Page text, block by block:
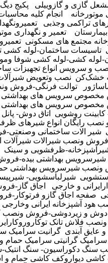
گازی و گازوییلی
پکیج
موتورخانه
انجام کلیه
تراکمی وجذبی
تعمیر و نگهداری
مجتمع های مسکونی
تاسیسات ساختمان-لوله کشی
لوله کشی-لوله کشی شوفا
و سرویس انواع تجهیزات
خشککن نصب وتعویض
توالت فرنگی-فروش
مخصوص سرویس های
مخصوص سرویس های بهداشتی
روشویی
اتاق دوش-
رایگان انواع شیرهای
شیر الات ساختمانی
ونصب شیرالات شیرآلات
ظرفشویی و سینک
شیرسرویس بهداشتی بیده-
ونصب شیرسرویس بهداشتی
شیرلباسشویی-
و خارجی
اجاق گاز-
صفحه اجاق گازو فرتوکار-
هود آشپزخانه ایرانی وخارجی
دوش و زیردوشی-فروش ونصب
فلاش تانک
عایق آبندی گرانیت سرامیک
گرانیتی سرامیک حمام
سنگ دکوراسیون- سنگ انتیک-
دیواروکف کاشی حمام و